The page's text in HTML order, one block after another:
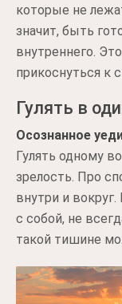
которые не
значит, быть
внутреннего.
прикоснуться к
Гулять в
Осознанное
Гулять одному
зрелость. Про
внутри и
с собой, не
такой тишине